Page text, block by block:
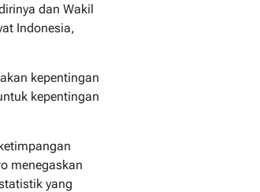
dan Wakil
Indonesia,
kepentingan
kepentingan
menegaskan
yang